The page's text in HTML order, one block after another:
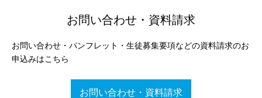
お問い合わせ・資料請求
お問い合わせ・パンフレット・生徒募集要項などの資料請求のお
申込みはこちら
お問い合わせ・資料請求